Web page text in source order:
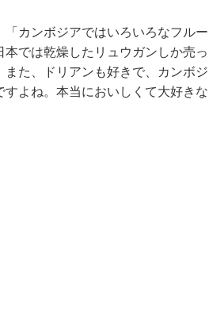
カンボジアではいろいろなフルー
では乾燥したリュウガンしか売っ
た、ドリアンも好きで、カンボジ
よね。本当においしくて大好きな